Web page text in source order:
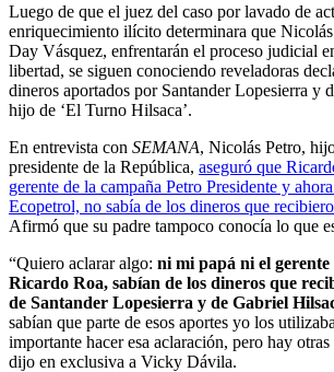
Luego de que el juez del caso por lavado de
enriquecimiento ilícito determinara que
Day Vásquez, enfrentarán el proceso judicial
libertad, se siguen conociendo reveladoras
dineros aportados por Santander Lopesierra y
hijo de ‘El Turno Hilsaca’.
En entrevista con SEMANA, Nicolás Petro,
presidente de la República, aseguró que
gerente de la campaña Petro Presidente y
Ecopetrol, no sabía de los dineros que
Afirmó que su padre tampoco conocía lo que
“Quiero aclarar algo: ni mi papá ni el gerente
Ricardo Roa, sabían de los dineros que
de Santander Lopesierra y de Gabriel
sabían que parte de esos aportes yo los
importante hacer esa aclaración, pero hay
dijo en exclusiva a Vicky Dávila.